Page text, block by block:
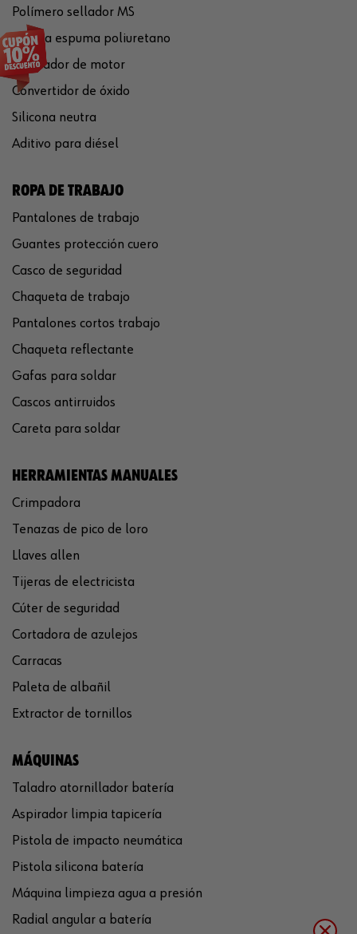
Polímero sellador MS
Pistola espuma poliuretano
Limpiador de motor
Convertidor de óxido
Silicona neutra
Aditivo para diésel
ROPA DE TRABAJO
Pantalones de trabajo
Guantes protección cuero
Casco de seguridad
Chaqueta de trabajo
Pantalones cortos trabajo
Chaqueta reflectante
Gafas para soldar
Cascos antirruidos
Careta para soldar
HERRAMIENTAS MANUALES
Crimpadora
Tenazas de pico de loro
Llaves allen
Tijeras de electricista
Cúter de seguridad
Cortadora de azulejos
Carracas
Paleta de albañil
Extractor de tornillos
MÁQUINAS
Taladro atornillador batería
Aspirador limpia tapicería
Pistola de impacto neumática
Pistola silicona batería
Máquina limpieza agua a presión
Radial angular a batería